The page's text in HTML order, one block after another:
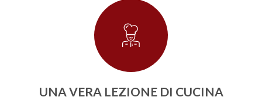
UNA VERA LEZIONE DI CUCINA